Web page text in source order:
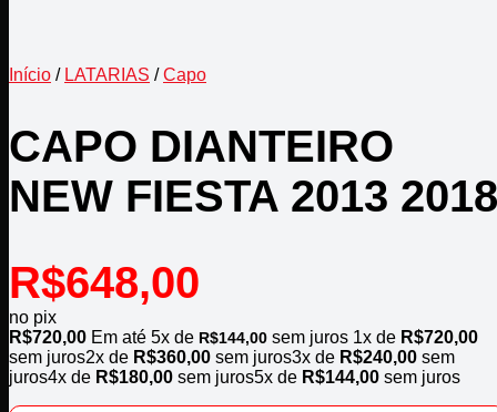
Início / LATARIAS / Capo
CAPO DIANTEIRO
NEW FIESTA 2013 2018
R$648,00
no pix
R$720,00 Em até 5x de R$144,00 sem juros 1x de R$720,00
sem juros2x de R$360,00 sem juros3x de R$240,00 sem
juros4x de R$180,00 sem juros5x de R$144,00 sem juros